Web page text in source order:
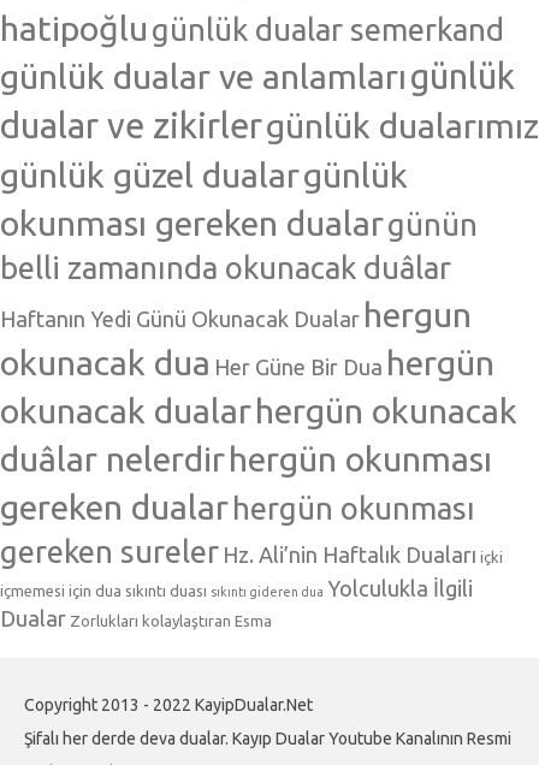
hatipoğlu günlük dualar semerkand
günlük dualar ve anlamlarıgünlük
dualar ve zikirlergünlük dualarımız
günlük güzel dualargünlük
okunması gereken dualargünün
belli zamanında okunacak duâlar
Haftanın Yedi Günü Okunacak Dualar hergun
okunacak dua Her Güne Bir Dua hergün
okunacak dualarhergün okunacak
duâlar nelerdirhergün okunması
gereken dualar hergün okunması
gereken sureler Hz. Ali’nin Haftalık Duaları içki
içmemesi için dua sıkıntı duası sıkıntı gideren dua Yolculukla İlgili
Dualar Zorlukları kolaylaştıran Esma
Copyright 2013 - 2022 KayipDualar.Net
Şifalı her derde deva dualar. Kayıp Dualar Youtube Kanalının Resmi